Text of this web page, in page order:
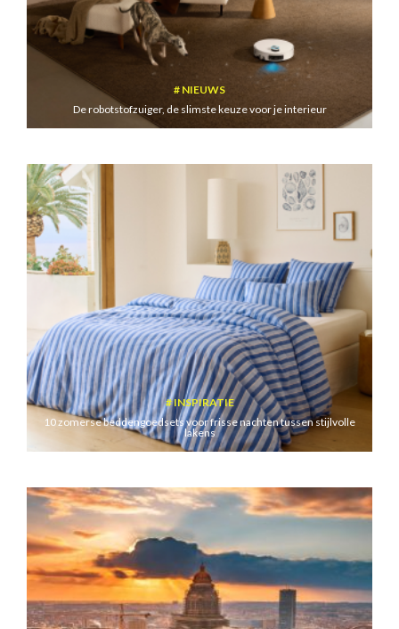
NIEUWS
De robotstofzuiger, de slimste keuze voor je interieur
INSPIRATIE
10 zomerse beddengoedsets voor frisse nachten tussen stijlvolle
lakens